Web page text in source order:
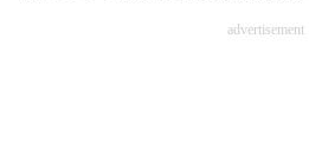
advertisement